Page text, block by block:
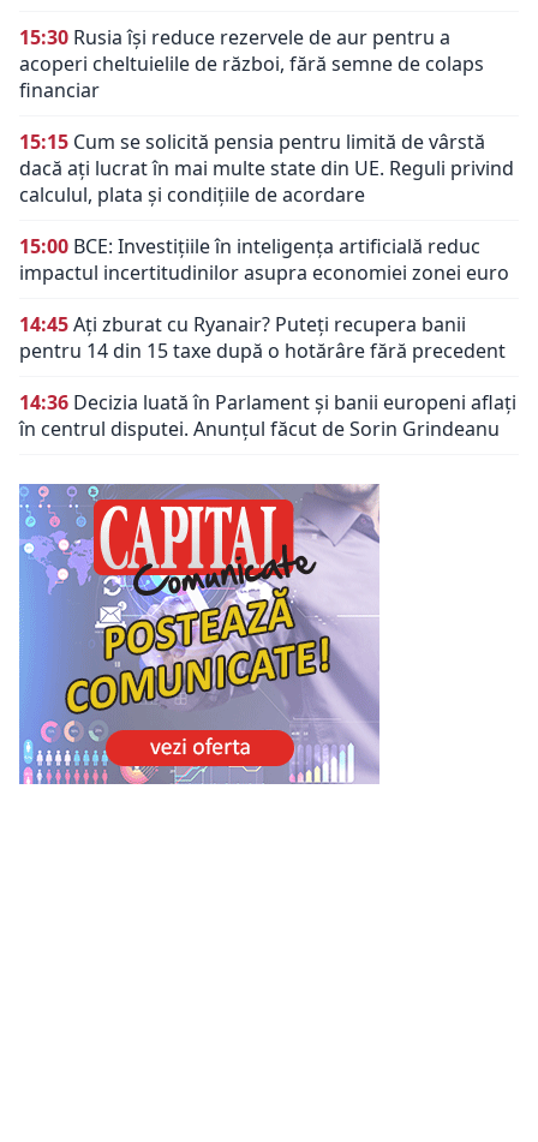
15:30 Rusia își reduce rezervele de aur pentru a
acoperi cheltuielile de război, fără semne de colaps
financiar
15:15 Cum se solicită pensia pentru limită de vârstă
dacă ați lucrat în mai multe state din UE. Reguli privind
calculul, plata și condițiile de acordare
15:00 BCE: Investițiile în inteligența artificială reduc
impactul incertitudinilor asupra economiei zonei euro
14:45Ați zburat cu Ryanair? Puteți recupera banii
pentru 14 din 15 taxe după o hotărâre fără precedent
14:36 Decizia luată în Parlament și banii europeni aflați
în centrul disputei. Anunțul făcut de Sorin Grindeanu